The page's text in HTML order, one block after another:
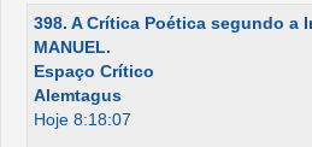
398. A Crítica Poética segundo a
MANUEL.
Espaço Crítico
Alemtagus
Hoje 8:18:07